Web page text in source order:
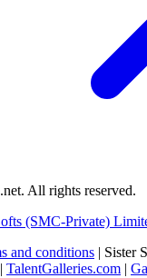
All rights reserved.
(SMC-Private)
and conditions | Sister
| TalentGalleries.com |